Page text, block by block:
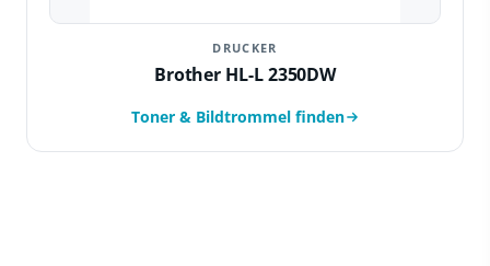
DRUCKER
Brother HL-L 2350DW
Toner & Bildtrommel finden